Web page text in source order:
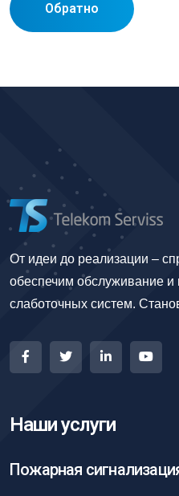
Обратно
От идеи до реализации –
обеспечим обслуживание
слаботочных систем.
Наши услуги
Пожарная